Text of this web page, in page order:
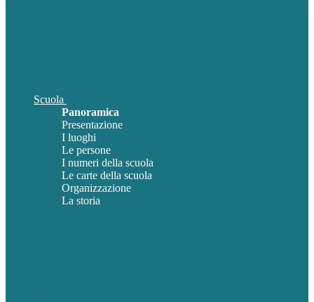
Scuola
Panoramica
Presentazione
I luoghi
Le persone
I numeri della scuola
Le carte della scuola
Organizzazione
La storia